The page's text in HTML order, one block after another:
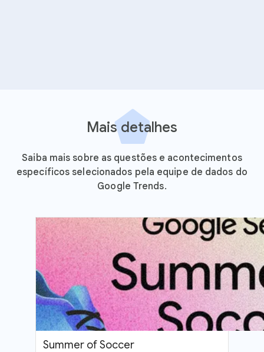
Mais detalhes
Saiba mais sobre as questões e acontecimentos
específicos selecionados pela equipe de dados do
Google Trends.
Summer of Soccer